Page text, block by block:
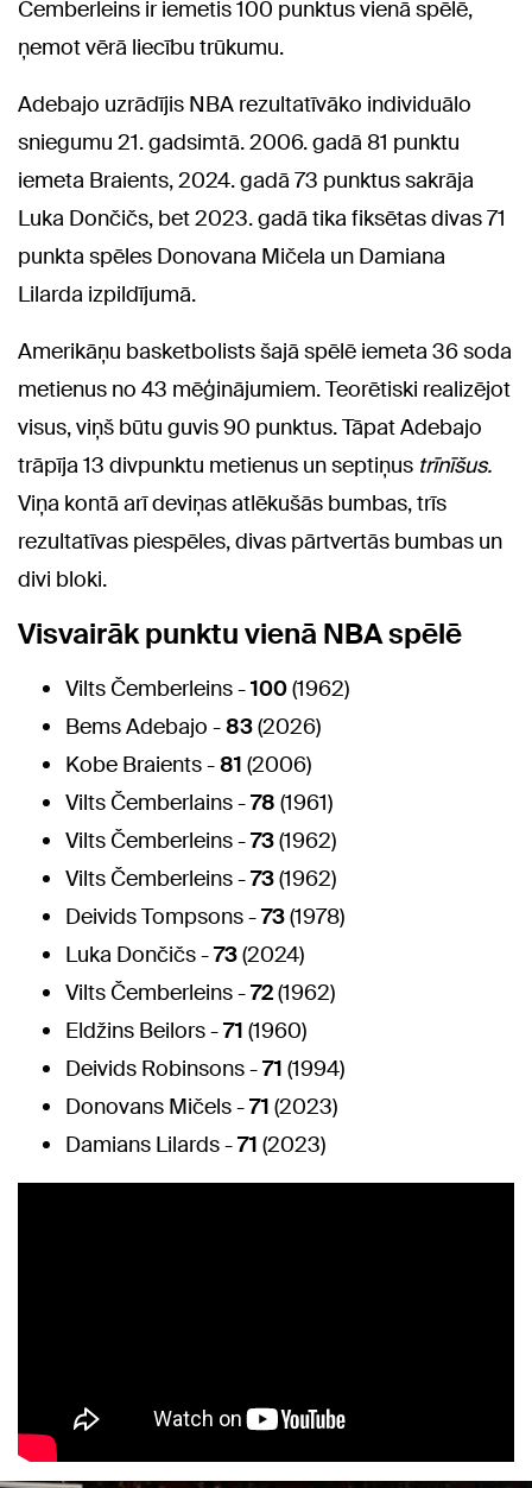
Čemberleins ir iemetis 100 punktus vienā spēlē,
ņemot vērā liecību trūkumu.
Adebajo uzrādījis NBA rezultatīvāko individuālo
sniegumu 21. gadsimtā. 2006. gadā 81 punktu
iemeta Braients, 2024. gadā 73 punktus sakrāja
Luka Dončičs, bet 2023. gadā tika fiksētas divas 71
punkta spēles Donovana Mičela un Damiana
Lilarda izpildījumā.
Amerikāņu basketbolists šajā spēlē iemeta 36 soda
metienus no 43 mēģinājumiem. Teorētiski realizējot
visus, viņš būtu guvis 90 punktus. Tāpat Adebajo
trāpīja 13 divpunktu metienus un septiņus trīnīšus.
Viņa kontā arī deviņas atlēkušās bumbas, trīs
rezultatīvas piespēles, divas pārtvertās bumbas un
divi bloki.
Visvairāk punktu vienā NBA spēlē
Vilts Čemberleins -100(1962)
Bems Adebajo -83(2026)
Kobe Braients -81 (2006)
Vilts Čemberlains -78 (1961)
Vilts Čemberleins -73(1962)
Vilts Čemberleins -73(1962)
Deivids Tompsons -73(1978)
Luka Dončičs -73(2024)
Vilts Čemberleins -72(1962)
Eldžins Beilors -71 (1960)
Deivids Robinsons -71 (1994)
Donovans Mičels -71 (2023)
Damians Lilards -71 (2023)